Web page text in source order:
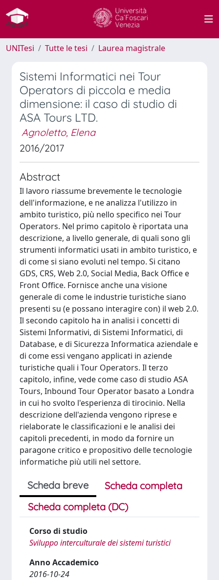
UNITesi Tutte le tesi Laurea magistrale
Sistemi Informatici nei Tour
Operators di piccola e media
dimensione: il caso di studio di
ASA Tours LTD.
Agnoletto, Elena
2016/2017
Abstract
Il lavoro riassume brevemente le tecnologie
dell'informazione, e ne analizza l'utilizzo in
ambito turistico, più nello specifico nei Tour
Operators. Nel primo capitolo è riportata una
descrizione, a livello generale, di quali sono gli
strumenti informatici usati in ambito turistico, e
di come si siano evoluti nel tempo. Si citano
GDS, CRS, Web 2.0, Social Media, Back Office e
Front Office. Fornisce anche una visione
generale di come le industrie turistiche siano
presenti su (e possano interagire con) il web 2.0.
Il secondo capitolo ha in analisi i concetti di
Sistemi Informativi, di Sistemi Informatici, di
Database, e di Sicurezza Informatica aziendale e
di come essi vengano applicati in aziende
turistiche quali i Tour Operators. Il terzo
capitolo, infine, vede come caso di studio ASA
Tours, Inbound Tour Operator basato a Londra
in cui ho svolto l'esperienza di tirocinio. Nella
descrizione dell'azienda vengono riprese e
rielaborate le classificazioni e le analisi dei
capitoli precedenti, in modo da fornire un
paragone critico e propositivo delle tecnologie
informatiche più utili nel settore.
Scheda breve
Scheda completa
Scheda completa (DC)
Corso di studio
Sviluppo interculturale dei sistemi turistici
Anno Accademico
2016-10-24